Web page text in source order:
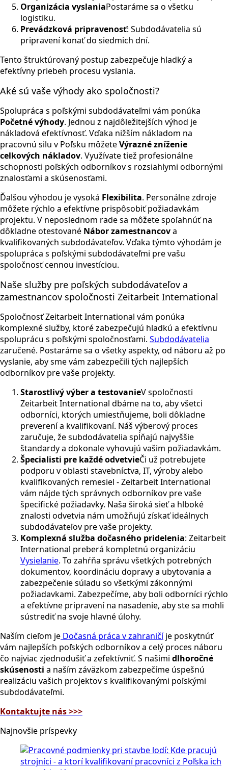
Organizácia vyslaniaPostaráme sa o všetku
logistiku.
Prevádzková pripravenosť: Subdodávatelia sú
pripravení konať do siedmich dní.
Tento štruktúrovaný postup zabezpečuje hladký a
efektívny priebeh procesu vyslania.
Aké sú vaše výhody ako spoločnosti?
Spolupráca s poľskými subdodávateľmi vám ponúka
Početné výhody. Jednou z najdôležitejších výhod je
nákladová efektívnosť. Vďaka nižším nákladom na
pracovnú silu v Poľsku môžeteVýrazné zníženie
celkových nákladov. Využívate tiež profesionálne
schopnosti poľských odborníkov s rozsiahlymi odbornými
znalosťami a skúsenosťami.
Ďalšou výhodou je vysoká Flexibilita. Personálne zdroje
môžete rýchlo a efektívne prispôsobiť požiadavkám
projektu. V neposlednom rade sa môžete spoľahnúť na
dôkladne otestované Nábor zamestnancova
kvalifikovaných subdodávateľov. Vďaka týmto výhodám je
spolupráca s poľskými subdodávateľmi pre vašu
spoločnosť cennou investíciou.
Naše služby pre poľských subdodávateľov a
zamestnancov spoločnosti Zeitarbeit International
Spoločnosť Zeitarbeit International vám ponúka
komplexné služby, ktoré zabezpečujú hladkú a efektívnu
spoluprácu s poľskými spoločnosťami. Subdodávatelia
zaručené. Postaráme sa o všetky aspekty, od náboru až po
vyslanie, aby sme vám zabezpečili tých najlepších
odborníkov pre vaše projekty.
Starostlivý výber a testovanieV spoločnosti
Zeitarbeit International dbáme na to, aby všetci
odborníci, ktorých umiestňujeme, boli dôkladne
preverení a kvalifikovaní. Náš výberový proces
zaručuje, že subdodávatelia spĺňajú najvyššie
štandardy a dokonale vyhovujú vašim požiadavkám.
Špecialisti pre každé odvetvieČi už potrebujete
podporu v oblasti stavebníctva, IT, výroby alebo
kvalifikovaných remesiel - Zeitarbeit International
vám nájde tých správnych odborníkov pre vaše
špecifické požiadavky. Naša široká sieť a hlboké
znalosti odvetvia nám umožňujú získať ideálnych
subdodávateľov pre vaše projekty.
Komplexná služba dočasného pridelenia: Zeitarbeit
International preberá kompletnú organizáciu
Vysielanie. To zahŕňa správu všetkých potrebných
dokumentov, koordináciu dopravy a ubytovania a
zabezpečenie súladu so všetkými zákonnými
požiadavkami. Zabezpečíme, aby boli odborníci rýchlo
a efektívne pripravení na nasadenie, aby ste sa mohli
sústrediť na svoje hlavné úlohy.
Naším cieľom je Dočasná práca v zahraničíje poskytnúť
vám najlepších poľských odborníkov a celý proces náboru
čo najviac zjednodušiť a zefektívniť. S našimi dlhoročné
skúsenosti a naším záväzkom zabezpečíme úspešnú
realizáciu vašich projektov s kvalifikovanými poľskými
subdodávateľmi.
Kontaktujte nás >>>
Najnovšie príspevky